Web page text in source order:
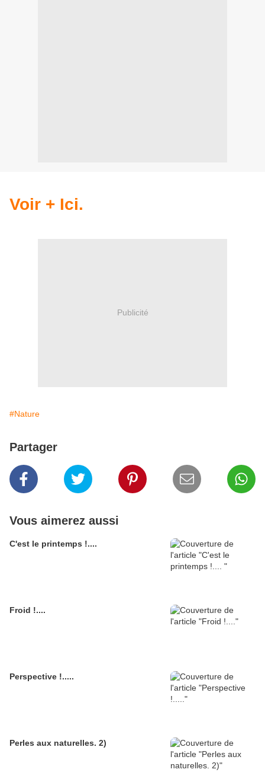
Voir + Ici.
Publicité
#Nature
Partager
Vous aimerez aussi
C'est le printemps !....
Froid !....
Perspective !.....
Perles aux naturelles. 2)